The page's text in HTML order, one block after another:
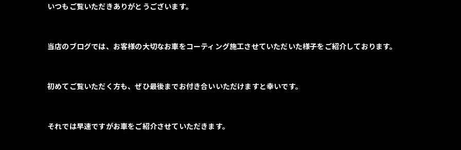
いつもご覧いただきありがとうございます。
当店のブログでは、お客様の大切なお車をコーティング施工させていただいた様子をご紹介しております。
初めてご覧いただく方も、ぜひ最後までお付き合いいただけますと幸いです。
それでは早速ですがお車をご紹介させていただきます。